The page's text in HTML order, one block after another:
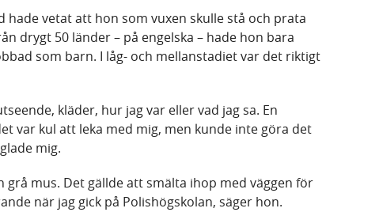
hade vetat att hon som vuxen skulle stå och prata
drygt 50 länder – på engelska – hade hon bara
som barn. I låg- och mellanstadiet var det riktigt
kläder, hur jag var eller vad jag sa. En
var kul att leka med mig, men kunde inte göra det
mig.
grå mus. Det gällde att smälta ihop med väggen för
när jag gick på Polishögskolan, säger hon.